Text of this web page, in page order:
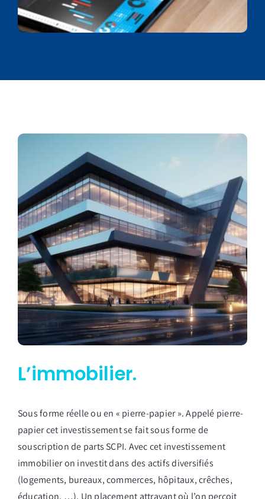
L’immobilier.
Sous forme réelle ou en « pierre-papier ». Appelé pierre-
papier cet investissement se fait sous forme de
souscription de parts SCPI. Avec cet investissement
immobilier on investit dans des actifs diversifiés
(logements, bureaux, commerces, hôpitaux, crêches,
éducation, …). Un placement attrayant où l’on perçoit